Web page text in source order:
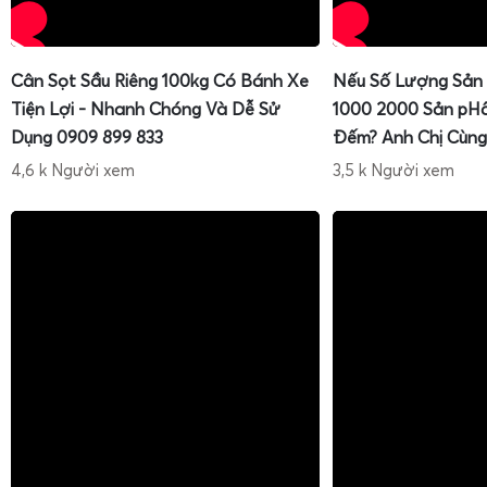
Cân Sọt Sầu Riêng 100kg Có Bánh Xe
Tiện Lợi - Nhanh Chóng Và Dễ Sử
Dụng 0909 899 833
4,6 k Người xem
Nếu Số Lượng
1000 2000 Sản
Đếm? Anh Chị
3,5 k Người xem